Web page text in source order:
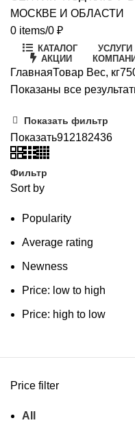
0 items/0 ₽
КАТАЛОГ УСЛУГИ
АКЦИИ
ГлавнаяТовар Вес, кг
Показаны все
Показать фильтр
Показать912182436
Фильтр
Sort by
Popularity
Average rating
Newness
Price: low to high
Price: high to low
Price filter
All